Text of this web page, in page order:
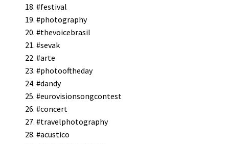
#festival
#photography
#thevoicebrasil
#sevak
#arte
#photooftheday
#dandy
#eurovisionsongcontest
#concert
#travelphotography
#acustico